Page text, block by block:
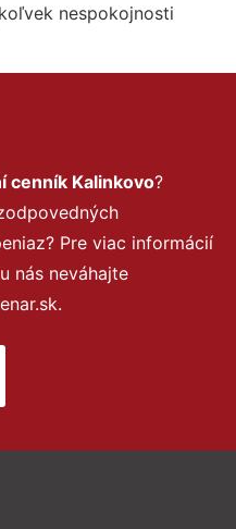
nespokojnosti
cenník Kalinkovo?
Pre viac informácií
nás neváhajte